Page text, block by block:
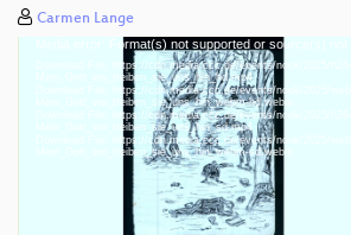
Carmen Lange
Media error: Format(s) not supported or source(s) not
Download File: https://cdn.media.ccc.de/events/nook/2025/
Mein_Gott_wo_treiben_sie_uns_hin_hd.mp4
Download File: https://cdn.media.ccc.de/events/nook/2025/
Mein_Gott_wo_treiben_sie_uns_hin_webm-hd.webm
Download File: https://cdn.media.ccc.de/events/nook/2025/
Mein_Gott_wo_treiben_sie_uns_hin_sd.mp4
Download File: https://cdn.media.ccc.de/events/nook/2025/
Mein_Gott_wo_treiben_sie_uns_hin_webm-sd.webm